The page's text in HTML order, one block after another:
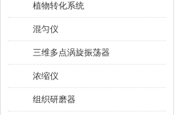
植物转化系统
混匀仪
三维多点涡旋振荡器
浓缩仪
组织研磨器